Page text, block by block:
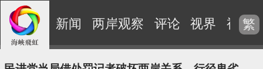
新闻 两岸观察 评论 视界 视频
繁